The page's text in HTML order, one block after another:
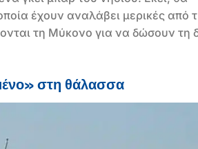
έχουν αναλάβει μερικές από
τη Μύκονο για να δώσουν τη
στη θάλασσα